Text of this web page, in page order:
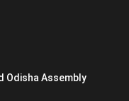
Odisha Assembly